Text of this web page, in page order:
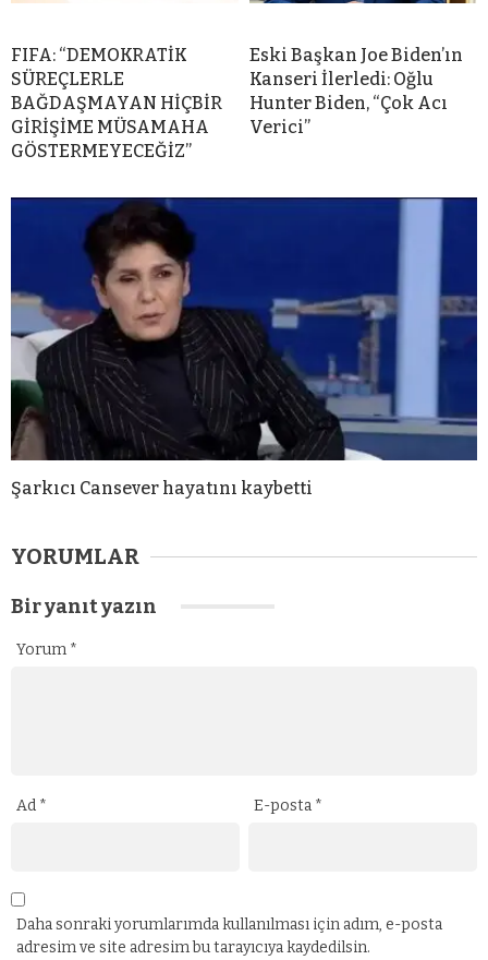
FIFA: “DEMOKRATİK
SÜREÇLERLE
BAĞDAŞMAYAN HİÇBİR
GİRİŞİME MÜSAMAHA
GÖSTERMEYECEĞİZ”
Eski Başkan Joe Biden’ın
Kanseri İlerledi: Oğlu
Hunter Biden, “Çok Acı
Verici”
Şarkıcı Cansever hayatını kaybetti
YORUMLAR
Bir yanıt yazın
Yorum *
Ad * E-posta *
Daha sonraki yorumlarımda kullanılması için adım, e-posta
adresim ve site adresim bu tarayıcıya kaydedilsin.